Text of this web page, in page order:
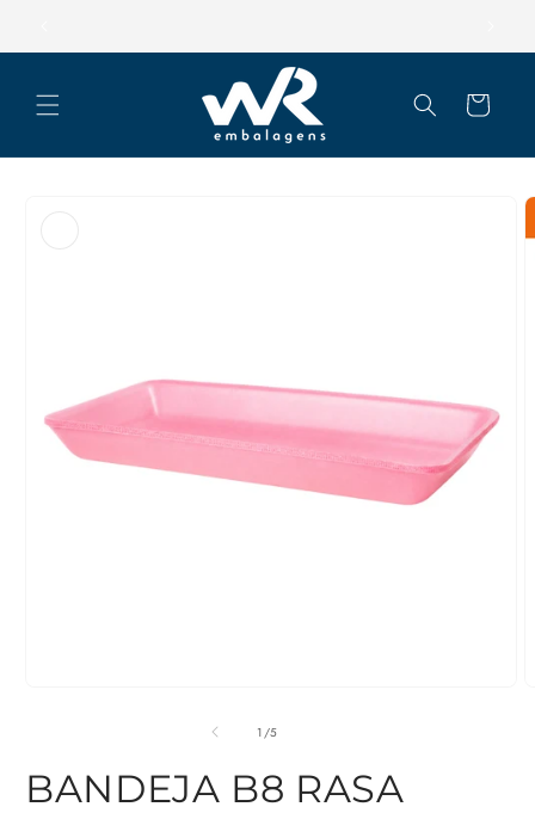
conteúdo
Carrinho
na
1 /de
5
BANDEJA B8 RASA